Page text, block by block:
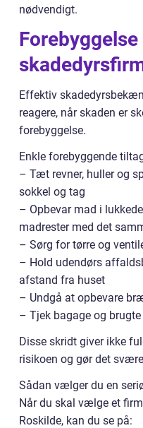
nødvendigt.
Effektiv
reagere, når skaden er
forebyggelse.
Enkle forebyggende
– Tæt revner, huller og
sokkel og tag
– Opbevar mad i
madrester med det
– Sørg for tørre og
– Hold udendørs
afstand fra huset
– Undgå at opbevare
– Tjek bagage og
Disse skridt giver ikke
risikoen og gør det
Sådan vælger du en
Når du skal vælge et
Roskilde, kan du se på: